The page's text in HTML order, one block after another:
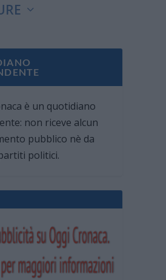
è un quotidiano
non riceve alcun
pubblico nè da
politici.